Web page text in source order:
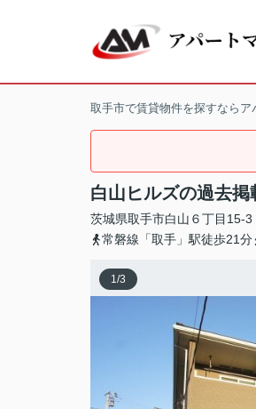
取手市で賃貸物件を探すなら
白山ヒルズの過去掲
茨城県取手市白山 ６丁目15-3
常磐線「取手」駅徒歩21分
1/3